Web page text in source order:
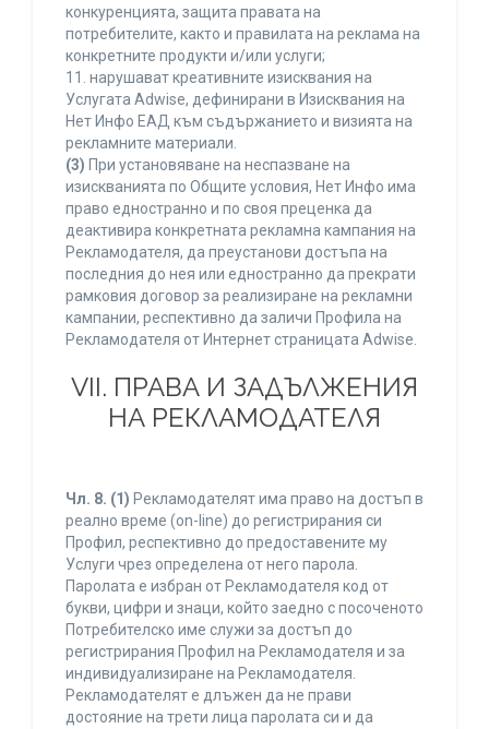
конкуренцията, защита правата на
потребителите, както и правилата на реклама на
конкретните продукти и/или услуги;
11. нарушават креативните изисквания на
Услугата Adwise, дефинирани в Изисквания на
Нет Инфо ЕАД към съдържанието и визията на
рекламните материали.
(3) При установяване на неспазване на
изискванията по Общите условия, Нет Инфо има
право едностранно и по своя преценка да
деактивира конкретната рекламна кампания на
Рекламодателя, да преустанови достъпа на
последния до нея или едностранно да прекрати
рамковия договор за реализиране на рекламни
кампании, респективно да заличи Профила на
Рекламодателя от Интернет страницата Adwise.
VII. ПРАВА И ЗАДЪЛЖЕНИЯ
НА РЕКЛАМОДАТЕЛЯ
Чл. 8. (1) Рекламодателят има право на достъп в
реално време (on-line) до регистрирания си
Профил, респективно до предоставените му
Услуги чрез определена от него парола.
Паролата е избран от Рекламодателя код от
букви, цифри и знаци, който заедно с посоченото
Потребителско име служи за достъп до
регистрирания Профил на Рекламодателя и за
индивидуализиране на Рекламодателя.
Рекламодателят е длъжен да не прави
достояние на трети лица паролата си и да